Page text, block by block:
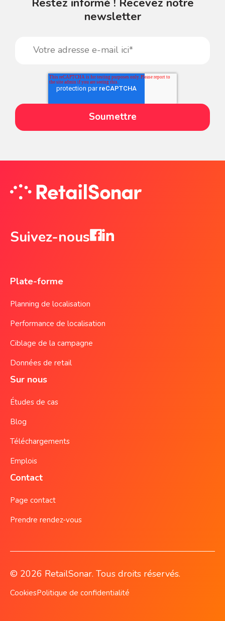
newsletter
Suivez-nous
Plate-forme
Planning de localisation
Performance de localisation
Ciblage de la campagne
Données de retail
Sur nous
Études de cas
Blog
Téléchargements
Emplois
Contact
Page contact
Prendre rendez-vous
© 2026 RetailSonar. Tous droits réservés.
CookiesPolitique de confidentialité